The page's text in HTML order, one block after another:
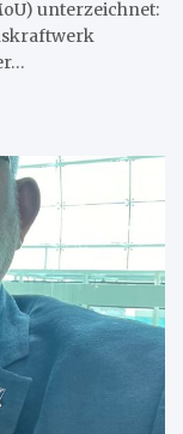
unterzeichnet: